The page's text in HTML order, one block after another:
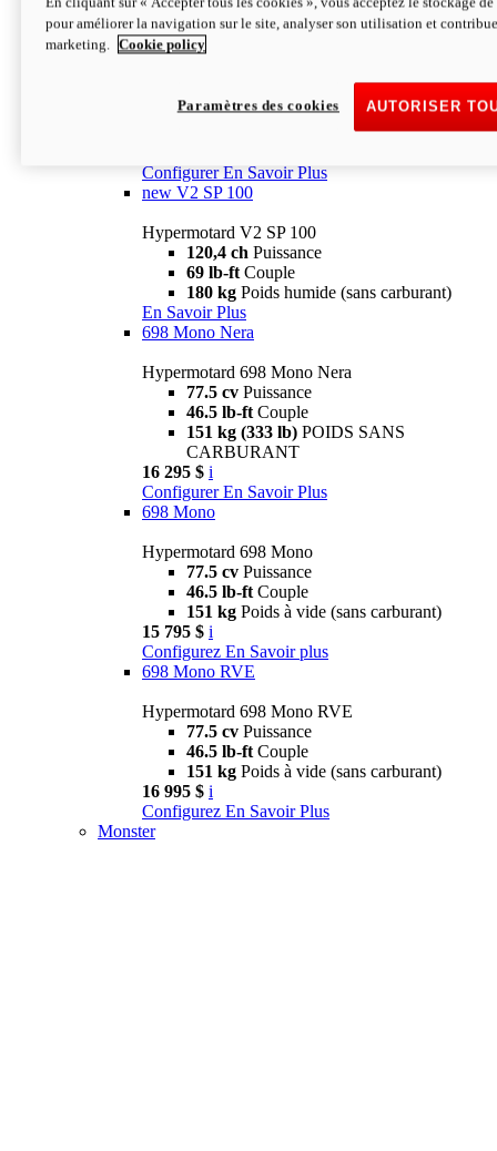
Configurer En Savoir Plus
newV2 SP
69 lb-ftCouple
Poids humide (sans carburant)
Configurer En Savoir Plus
new V2 SP 100
Hypermotard V2 SP 100
120,4 ch Puissance
69 lb-ft Couple
180 kg Poids humide (sans carburant)
En Savoir Plus
698 Mono Nera
Hypermotard 698 Mono Nera
77.5 cv Puissance
46.5 lb-ft Couple
151 kg (333 lb) POIDS SANS
CARBURANT
16 295 $ i
Configurer En Savoir Plus
698 Mono
Hypermotard 698 Mono
77.5 cv Puissance
46.5 lb-ft Couple
151 kg Poids à vide (sans carburant)
15 795 $ i
Configurez En Savoir plus
698 Mono RVE
Hypermotard 698 Mono RVE
77.5 cv Puissance
46.5 lb-ft Couple
151 kg Poids à vide (sans carburant)
16 995 $ i
Configurez En Savoir Plus
Monster
pour améliorer la navigation sur le site, analyser son utilisation et
marketing.
Cookie policy
AUTORISER
Paramètres des cookies